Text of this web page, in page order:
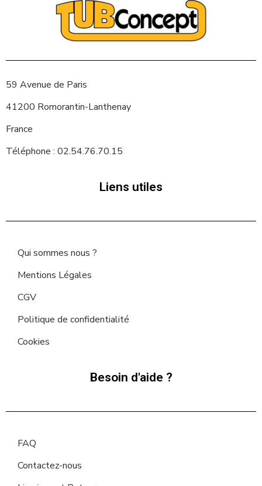
59 Avenue de Paris
41200 Romorantin-Lanthenay
France
Téléphone : 02.54.76.70.15
Liens utiles
Qui sommes nous ?
Mentions Légales
CGV
Politique de confidentialité
Cookies
Besoin d'aide ?
FAQ
Contactez-nous